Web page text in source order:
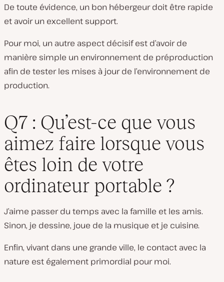
De toute évidence, un bon hébergeur doit être rapide
et avoir un excellent support.
Pour moi, un autre aspect décisif est d’avoir de
manière simple un environnement de préproduction
afin de tester les mises à jour de l’environnement de
production.
Q7 : Qu’est-ce que vous
aimez faire lorsque vous
êtes loin de votre
ordinateur portable ?
J’aime passer du temps avec la famille et les amis.
Sinon, je dessine, joue de la musique et je cuisine.
Enfin, vivant dans une grande ville, le contact avec la
nature est également primordial pour moi.